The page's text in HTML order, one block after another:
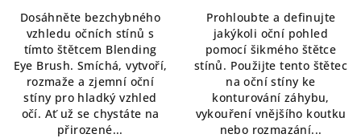
Dosáhněte bezchybného
vzhledu očních stínů s
tímto štětcem Blending
Eye Brush. Smíchá, vytvoří,
rozmaže a zjemní oční
stíny pro hladký vzhled
očí. Ať už se chystáte na
přirozené...
Prohloubte a definujte
jakýkoli oční pohled
pomocí šikmého štětce
stínů. Použijte tento štětec
na oční stíny ke
konturování záhybu,
vykouření vnějšího koutku
nebo rozmazání...